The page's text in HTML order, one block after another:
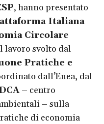
, hanno presentato
Italiana
Circolare
lavoro svolto dal
Pratiche e
dall’Enea, dal
– centro
– sulla
di economia